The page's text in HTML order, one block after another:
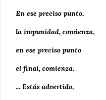
En ese preciso punto,
la impunidad, comienza,
en ese preciso punto
el final, comienza.
... Estás advertido,